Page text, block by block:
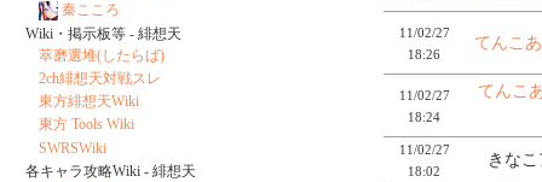
11/02/27
18:26
てんこ
11/02/27
18:24
てんこ
11/02/27
18:02
きな
秦こころ
Wiki・掲示板等 - 緋想天
萃磨選堆(したらば)
2ch緋想天対戦スレ
東方緋想天Wiki
東方 Tools Wiki
SWRSWiki
各キャラ攻略Wiki - 緋想天